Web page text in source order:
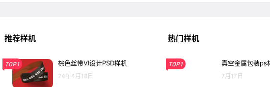
推荐样机
TOP1 棕色丝带VI设计PSD样机
24年4月18日
热门样机
TOP1 真空金属包装ps
7月17日